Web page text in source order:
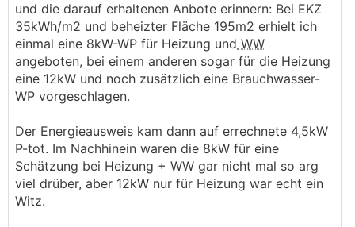
und die darauf erhaltenen Anbote erinnern: Bei EKZ
35kWh/m2 und beheizter Fläche 195m2 erhielt ich
einmal eine 8kW-WP für Heizung und WW
angeboten, bei einem anderen sogar für die Heizung
eine 12kW und noch zusätzlich eine Brauchwasser-
WP vorgeschlagen.
Der Energieausweis kam dann auf errechnete 4,5kW
P-tot. Im Nachhinein waren die 8kW für eine
Schätzung bei Heizung + WW gar nicht mal so arg
viel drüber, aber 12kW nur für Heizung war echt ein
Witz.